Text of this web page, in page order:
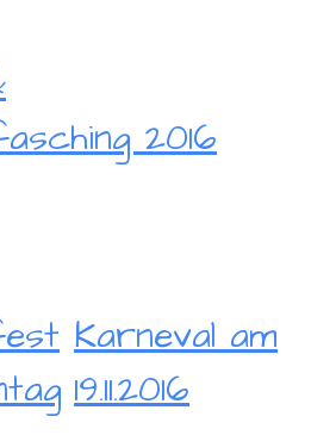
2016
Karneval am
19.11.2016